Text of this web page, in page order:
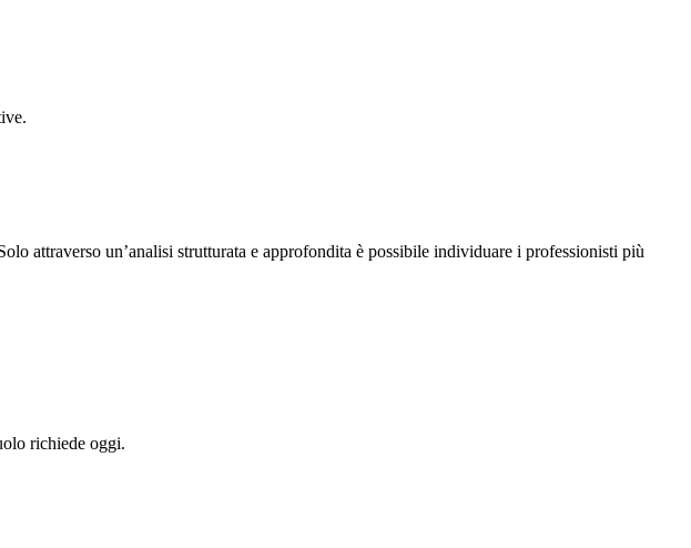
attraverso un’analisi strutturata e approfondita è possibile individuare i professionisti più
richiede oggi.